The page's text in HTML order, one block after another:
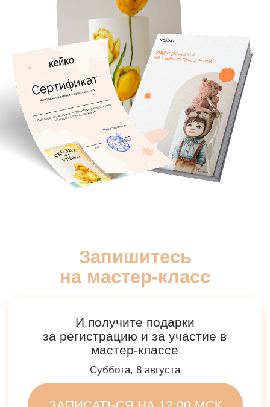
Юлия Припутнева
ТОП-кондитер @__praline__
АНО ДПО “Академия кондитерского искусства”
ИНН 5407982134
help@keyco.ru
Политика конфиденциальности
Договор оферты